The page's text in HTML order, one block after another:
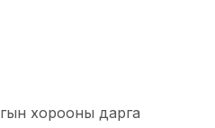
хорооны дарга